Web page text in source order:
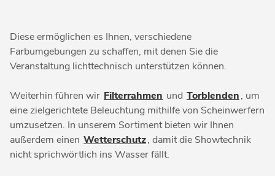
Diese ermöglichen es Ihnen, verschiedene
Farbumgebungen zu schaffen, mit denen Sie die
Veranstaltung lichttechnisch unterstützen können.
Weiterhin führen wir Filterrahmen und Torblenden, um
eine zielgerichtete Beleuchtung mithilfe von Scheinwerfern
umzusetzen. In unserem Sortiment bieten wir Ihnen
außerdem einen Wetterschutz, damit die Showtechnik
nicht sprichwörtlich ins Wasser fällt.